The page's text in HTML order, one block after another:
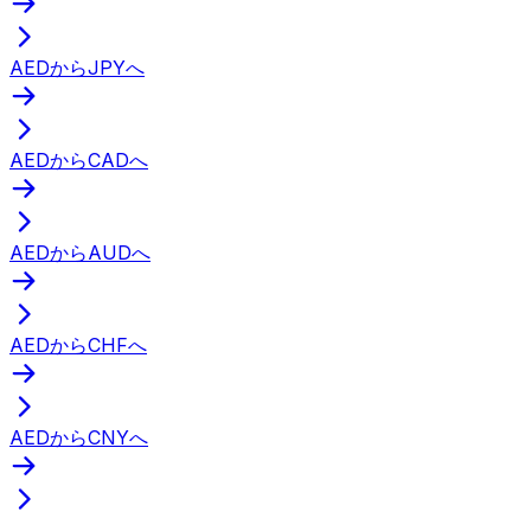
AEDからJPYへ
AEDからCADへ
AEDからAUDへ
AEDからCHFへ
AEDからCNYへ